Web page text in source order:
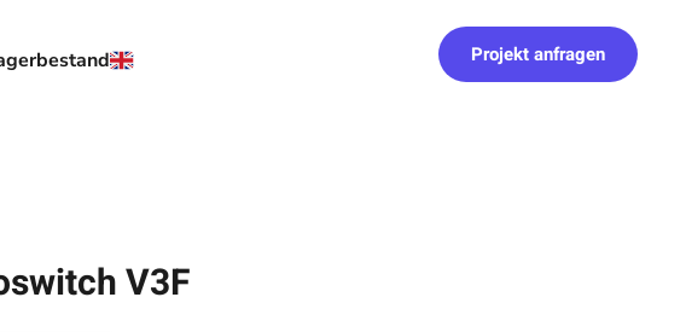
Projekt anfragen
V3F